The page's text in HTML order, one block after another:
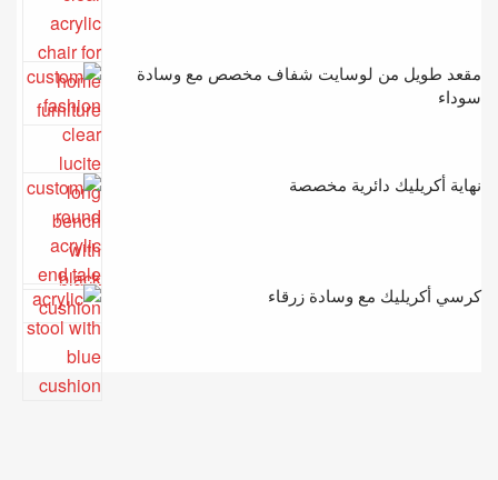
مقعد طويل من لوسايت شفاف مخصص مع وسادة
سوداء
نهاية أكريليك دائرية مخصصة
كرسي أكريليك مع وسادة زرقاء